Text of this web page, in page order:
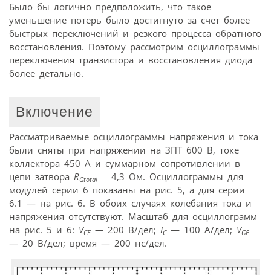
Было бы логично предположить, что такое
уменьшение потерь было достигнуто за счет более
быстрых переключений и резкого процесса обратного
восстановления. Поэтому рассмотрим осциллограммы
переключения транзистора и восстановления диода
более детально.
Включение
Рассматриваемые осциллограммы напряжения и тока
были сняты при напряжении на ЗПТ 600 В, токе
коллектора 450 А и суммарном сопротивлении в
цепи затвора RGtotal = 4,3 Ом. Осциллограммы для
модулей серии 6 показаны на рис. 5, а для серии
6.1 — на рис. 6. В обоих случаях колебания тока и
напряжения отсутствуют. Масштаб для осциллограмм
на рис. 5 и 6: VCE — 200 В/дел; IC— 100 А/дел; VGE
— 20 В/дел; время — 200 нс/дел.